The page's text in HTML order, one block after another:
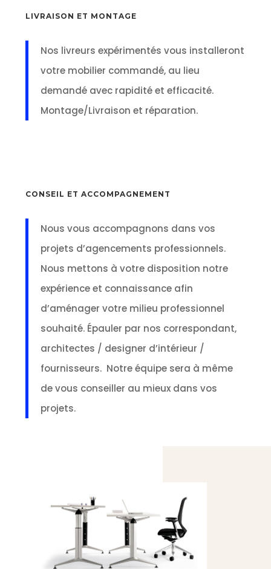
LIVRAISON ET MONTAGE
Nos livreurs expérimentés vous installeront
votre mobilier commandé, au lieu
demandé avec rapidité et efficacité.
Montage/Livraison et réparation.
CONSEIL ET ACCOMPAGNEMENT
Nous vous accompagnons dans vos
projets d’agencements professionnels.
Nous mettons à votre disposition notre
expérience et connaissance afin
d’aménager votre milieu professionnel
souhaité. Épauler par nos correspondant,
architectes / designer d’intérieur /
fournisseurs. Notre équipe sera à même
de vous conseiller au mieux dans vos
projets.